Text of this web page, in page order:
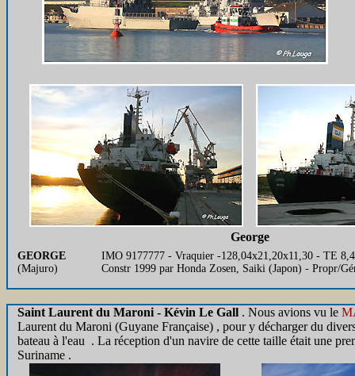
George
GEORGE
(Majuro)
IMO 9177777 - Vraquier -128,04x21,20x11,30 - TE
Constr 1999 par Honda Zosen, Saiki (Japon) - Propr/
Saint Laurent du Maroni - Kévin Le Gall . Nous avions vu le
Laurent du Maroni (Guyane Française) , pour y décharger du
bateau à l'eau . La réception d'un navire de cette taille était une
Suriname .